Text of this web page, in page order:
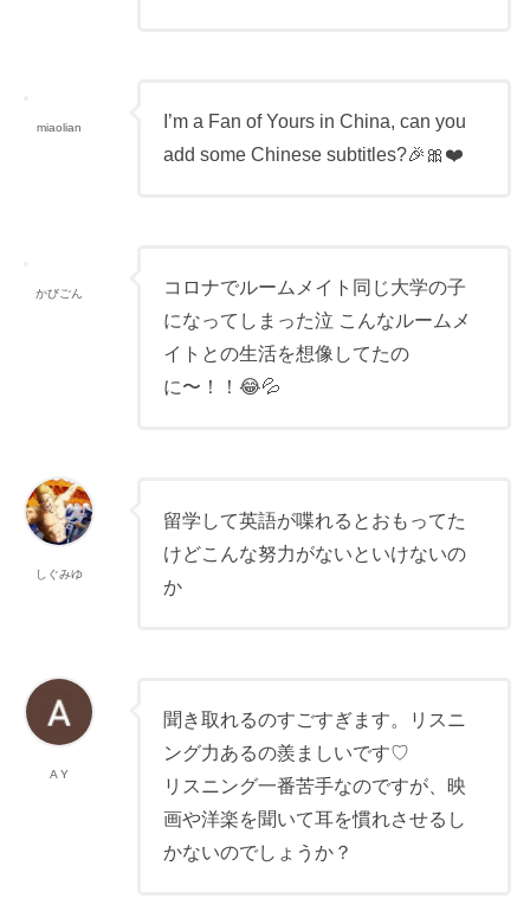
miaolian
I’m a Fan of Yours in China, can you
add some Chinese subtitles?🎉🎀❤️
かびごん
コロナでルームメイト同じ大学の子
になってしまった泣 こんなルームメ
イトとの生活を想像してたの
に〜！！😂💦
しぐみゆ
留学して英語が喋れるとおもってた
けどこんな努力がないといけないの
か
A Y
聞き取れるのすごすぎます。リスニ
ング力あるの羨ましいです♡
リスニング一番苦手なのですが、映
画や洋楽を聞いて耳を慣れさせるし
かないのでしょうか？